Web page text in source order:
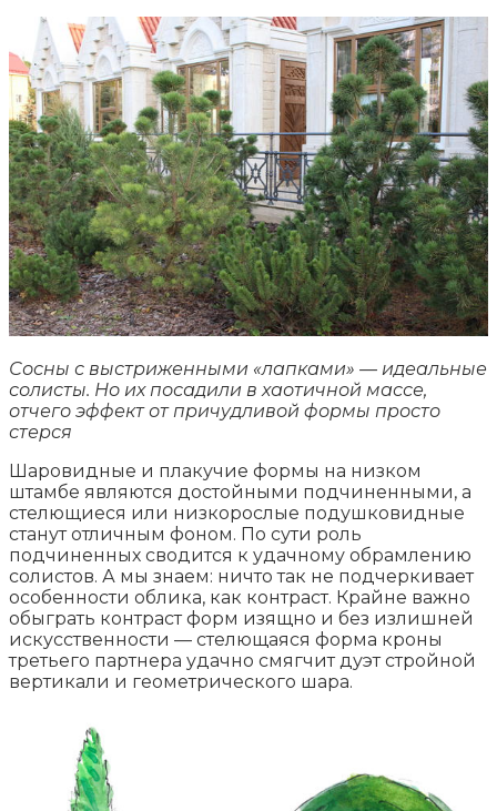
Сосны с выстриженными «лапками» — идеальные
солисты. Но их посадили в хаотичной массе,
отчего эффект от причудливой формы просто
стерся
Шаровидные и плакучие формы на низком
штамбе являются достойными подчиненными, а
стелющиеся или низкорослые подушковидные
станут отличным фоном. По сути роль
подчиненных сводится к удачному обрамлению
солистов. А мы знаем: ничто так не подчеркивает
особенности облика, как контраст. Крайне важно
обыграть контраст форм изящно и без излишней
искусственности — стелющаяся форма кроны
третьего партнера удачно смягчит дуэт стройной
вертикали и геометрического шара.